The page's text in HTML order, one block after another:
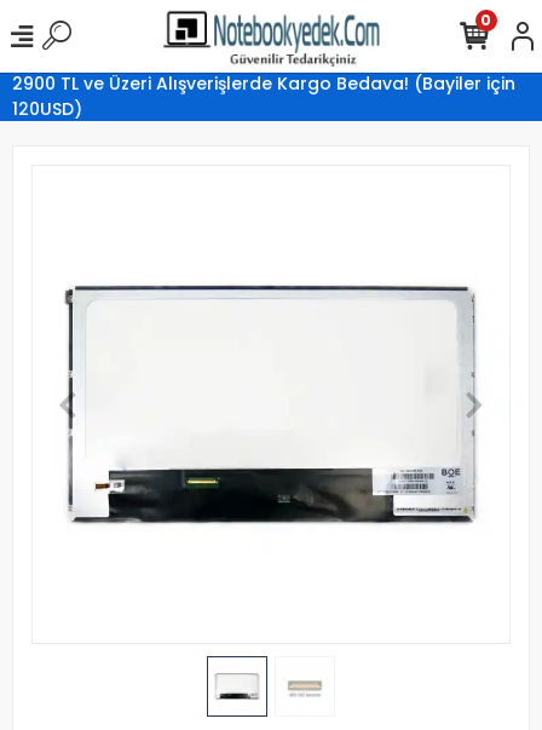
2900 TL ve Üzeri Alışverişlerde Kargo Bedava! (Bayiler için
120USD)
0